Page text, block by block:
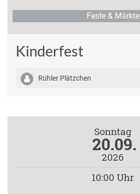
Feste & Märkte
Kinderfest
Rühler Plätzchen
Sonntag
20.09.
2026
10:00 Uhr